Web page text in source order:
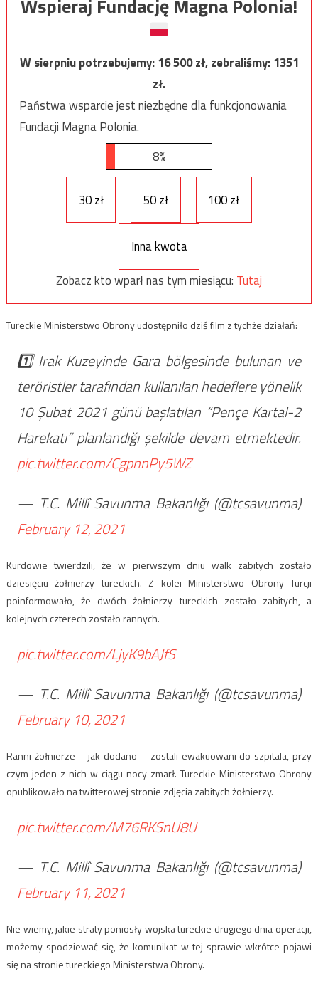
Wspieraj Fundację Magna Polonia!
W sierpniu potrzebujemy:16 500zł, zebraliśmy:1351
zł.
Państwa wsparcie jest niezbędne dla funkcjonowania
Fundacji Magna Polonia.
8%
30 zł 50 zł 100 zł
Inna kwota
Zobacz kto wparł nas tym miesiącu: Tutaj
Tureckie Ministerstwo Obrony udostępniło dziś film z tychże działań:
1️⃣ Irak Kuzeyinde Gara bölgesinde bulunan ve
teröristler tarafından kullanılan hedeflere yönelik
10 Şubat 2021 günü başlatılan “Pençe Kartal-2
Harekatı” planlandığı şekilde devam etmektedir.
pic.twitter.com/CgpnnPy5WZ
— T.C. Millî Savunma Bakanlığı (@tcsavunma)
February 12, 2021
Kurdowie twierdzili, że w pierwszym dniu walk zabitych zostało
dziesięciu żołnierzy tureckich. Z kolei Ministerstwo Obrony Turcji
poinformowało, że dwóch żołnierzy tureckich zostało zabitych, a
kolejnych czterech zostało rannych.
pic.twitter.com/LjyK9bAJfS
— T.C. Millî Savunma Bakanlığı (@tcsavunma)
February 10, 2021
Ranni żołnierze – jak dodano – zostali ewakuowani do szpitala, przy
czym jeden z nich w ciągu nocy zmarł. Tureckie Ministerstwo Obrony
opublikowało na twitterowej stronie zdjęcia zabitych żołnierzy.
pic.twitter.com/M76RKSnU8U
— T.C. Millî Savunma Bakanlığı (@tcsavunma)
February 11, 2021
Nie wiemy, jakie straty poniosły wojska tureckie drugiego dnia operacji,
możemy spodziewać się, że komunikat w tej sprawie wkrótce pojawi
się na stronie tureckiego Ministerstwa Obrony.